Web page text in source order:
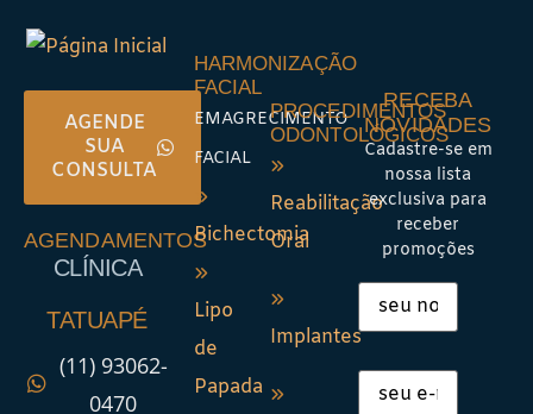
AGENDE
SUA
CONSULTA
AGENDAMENTOS
CLÍNICA
TATUAPÉ
(11) 93062-
0470
HARMONIZAÇÃO
FACIAL
EMAGRECIMENTO
FACIAL
Bichectomia
Lipo
de
Papada
PROCEDIMENTOS
ODONTOLÓGICOS
Reabilitação
Oral
Implantes
RECEBA
NOVIDADES
Cadastre-se em
nossa lista
exclusiva para
receber
promoções